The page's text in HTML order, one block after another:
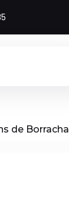
de Borracha